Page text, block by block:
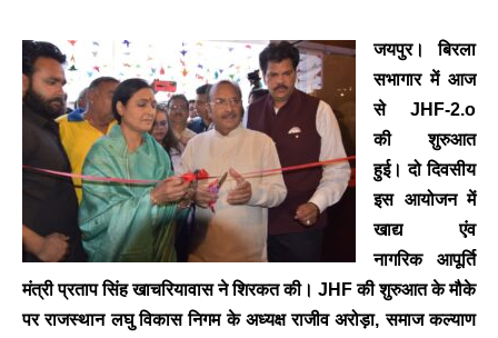
जयपुर।
बिरला
सभागार में आज
से JHF-2.o
की शुरुआत
हुई। दो दिवसीय
इस आयोजन में
खाद्य एंव
नागरिक आपूर्ति
मंत्री प्रताप सिंह खाचरियावास ने शिरकत की। JHF की शुरुआत के मौके
पर राजस्थान लघु विकास निगम के अध्यक्ष राजीव अरोड़ा, समाज कल्याण